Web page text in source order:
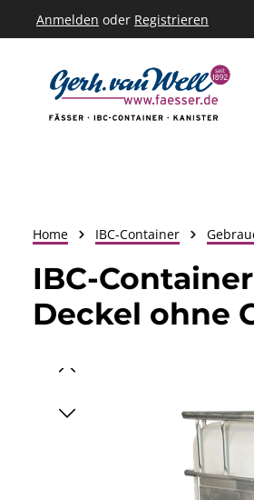
Hauptinhalt springen
Zur Hauptnavigation springen
Anmelden oder Registrieren
Home IBC-Container
IBC-
Deckel ohne
Bildergalerie überspringen